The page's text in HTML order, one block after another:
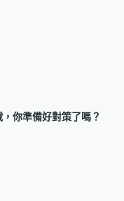
你準備好對策了嗎？